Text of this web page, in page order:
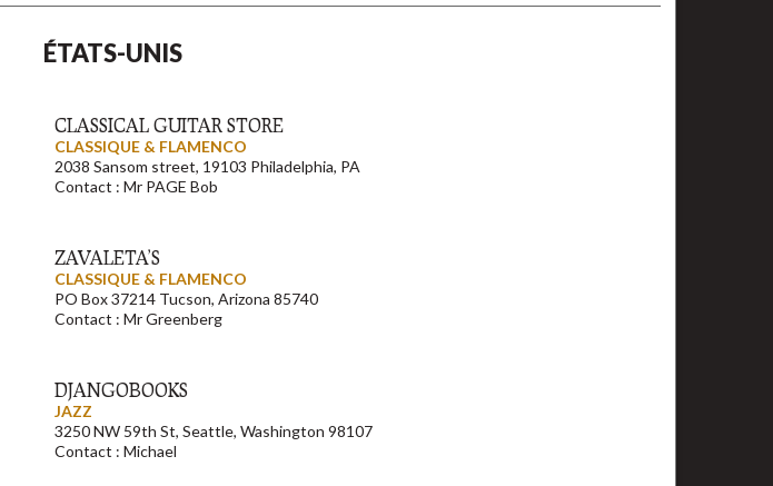
ÉTATS-UNIS
CLASSICAL GUITAR STORE
CLASSIQUE & FLAMENCO
2038 Sansom street, 19103 Philadelphia, PA
Contact : Mr PAGE Bob
ZAVALETA’S
CLASSIQUE & FLAMENCO
PO Box 37214 Tucson, Arizona 85740
Contact : Mr Greenberg
DJANGOBOOKS
JAZZ
3250 NW 59th St, Seattle, Washington 98107
Contact : Michael